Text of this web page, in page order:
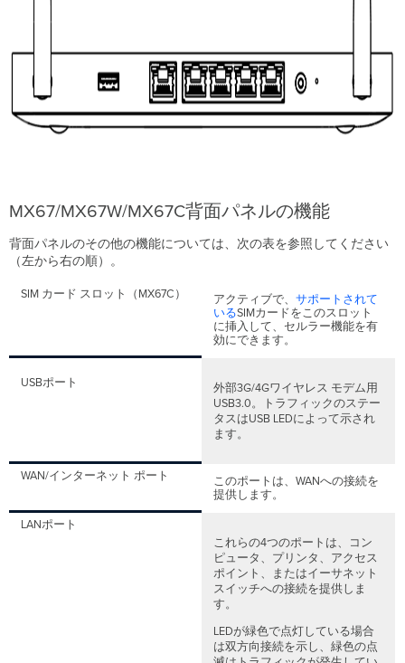
ト
プ
MX67
ダ
WAN
イ
ン
タ
ェ
ト
ア
プ
MX67/MX67W/MX67C背面パネルの機能
背面パネルのその他の機能については、次の表を参照してください
（左から右の順）。
SIM カード スロット（MX67C） アクティブで、 サポートされて
いるSIMカードをこのスロット
に挿入して、セルラー機能を有
効にできます。
USBポート
外部3G/4Gワイヤレス モデム用
USB3.0。トラフィックのステー
タスはUSB LEDによって示され
ます。
WAN/インターネット ポート
このポートは、WANへの接続を
提供します。
LANポート
これらの4つのポートは、コン
ピュータ、プリンタ、アクセス
ポイント、またはイーサネット
スイッチへの接続を提供しま
す。
LEDが緑色で点灯している場合
は双方向接続を示し、緑色の点